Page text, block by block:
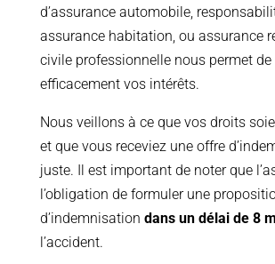
d’assurance automobile,
assurance habitation, ou assurance
civile professionnelle nous permet de
efficacement vos intérêts.
Nous veillons à ce que vos droits
et que vous receviez une offre
juste. Il est important de noter que
l’obligation de formuler une
d’indemnisation dans un délai de 8
l’accident.